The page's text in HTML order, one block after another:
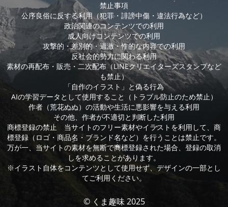
禁止事項
公序良俗に反する利用（犯罪・誹謗中傷・違法行為など）
政治関連のコンテンツでの利用
成人向けコンテンツでの利用
攻撃的・差別的・過激・性的な内容での利用
反社会的勢力に関わる利用
素材の再配布・販売・二次配布（LINEクリエイターズスタンプなど
も禁止）
「自作のイラスト」と偽る行為
AIの学習データとして使用すること（トラブル防止のため禁止）
作者（荒花ぬぬ）の活動や生活に悪影響を与える利用
その他、作者が不適切と判断した利用
商標登録の禁止 当サイトのフリー素材やイラストを利用して、商
標登録（ロゴ・商品名・ブランド名など）を行うことは禁止です。
万が一、当サイトの素材を無断で商標登録された場合、登録の取消
しを求めることがあります。
※イラスト自体をコンテンツとして使用せず、デザインの一部とし
てご利用ください。
© くま趣味 2025